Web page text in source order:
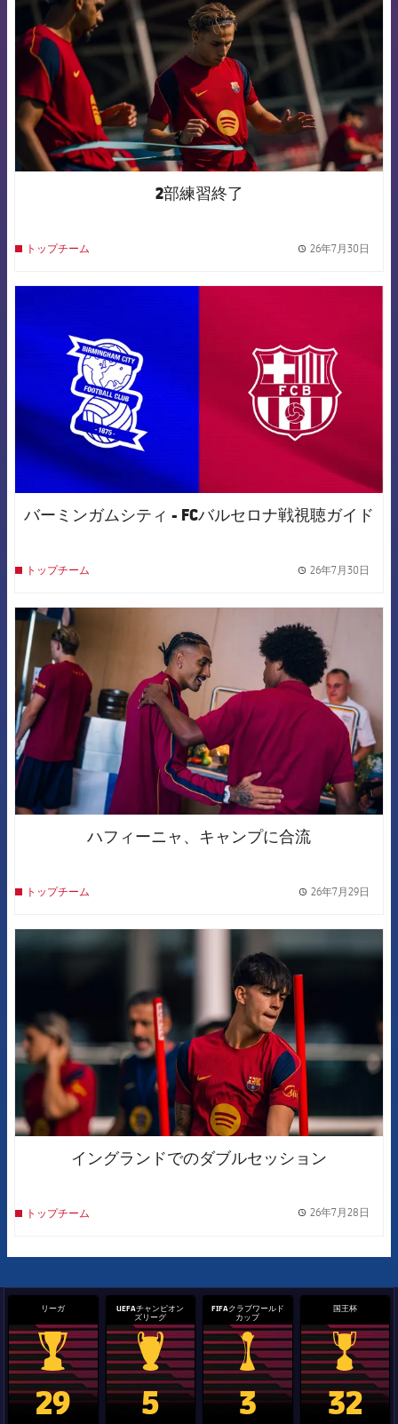
2部練習終了
トップチーム 26年7月30日
バーミンガムシティ - FCバルセロナ戦視聴ガイド
トップチーム 26年7月30日
ハフィーニャ、キャンプに合流
トップチーム 26年7月29日
イングランドでのダブルセッション
トップチーム 26年7月28日
リーガ
La Liga trophy
29
UEFAチャンピオン
ズリーグ
Champions League trophy
5
FIFAクラブワールド
カップ
label.aria.clubworldcup
3
国王杯
国王杯
32